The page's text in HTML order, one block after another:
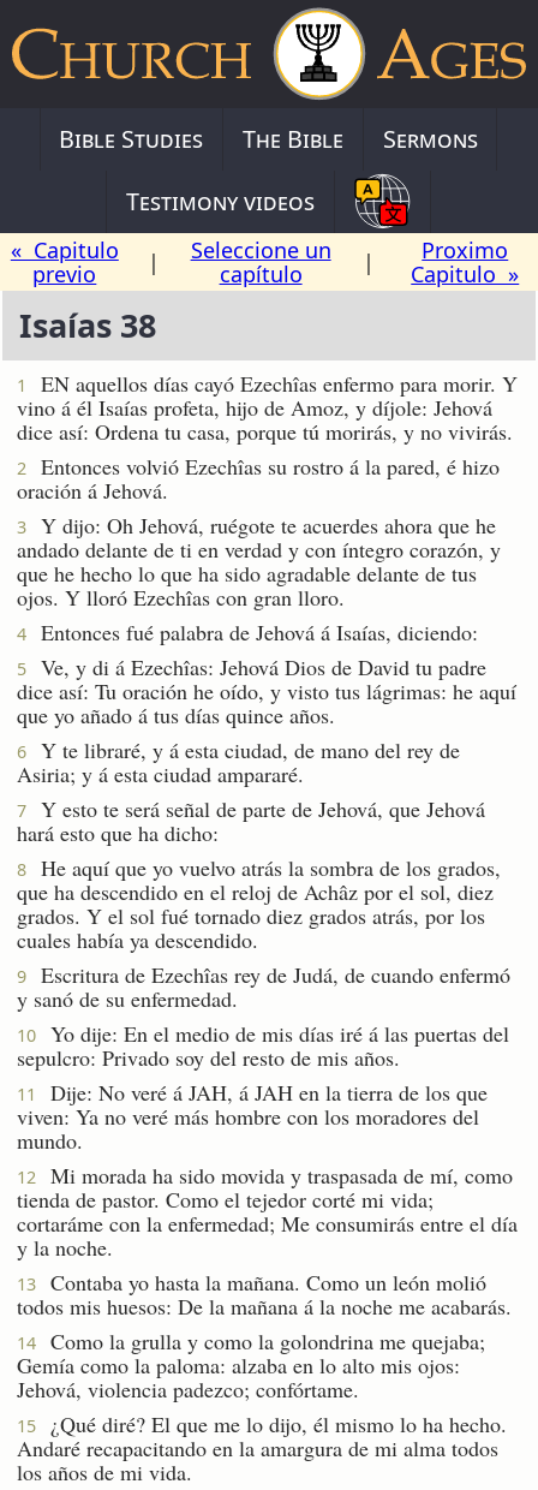
Bible Studies The Bible
Sermons
Testimony videos
« Capitulo
previo
|
Seleccione un
capítulo
|
Proximo
Capitulo »
Isaías 38
1
EN aquellos días cayó Ezechîas enfermo para morir. Y
vino á él Isaías profeta, hijo de Amoz, y díjole: Jehová
dice así: Ordena tu casa, porque tú morirás, y no vivirás.
2
Entonces volvió Ezechîas su rostro á la pared, é hizo
oración á Jehová.
3
Y dijo: Oh Jehová, ruégote te acuerdes ahora que he
andado delante de ti en verdad y con íntegro corazón, y
que he hecho lo que ha sido agradable delante de tus
ojos. Y lloró Ezechîas con gran lloro.
4 Entonces fué palabra de Jehová á Isaías, diciendo:
5
Ve, y di á Ezechîas: Jehová Dios de David tu padre
dice así: Tu oración he oído, y visto tus lágrimas: he aquí
que yo añado á tus días quince años.
6
Y te libraré, y á esta ciudad, de mano del rey de
Asiria; y á esta ciudad ampararé.
7
Y esto te será señal de parte de Jehová, que Jehová
hará esto que ha dicho:
8
He aquí que yo vuelvo atrás la sombra de los grados,
que ha descendido en el reloj de Achâz por el sol, diez
grados. Y el sol fué tornado diez grados atrás, por los
cuales había ya descendido.
9
Escritura de Ezechîas rey de Judá, de cuando enfermó
y sanó de su enfermedad.
10
Yo dije: En el medio de mis días iré á las puertas del
sepulcro: Privado soy del resto de mis años.
11
Dije: No veré á JAH, á JAH en la tierra de los que
viven: Ya no veré más hombre con los moradores del
mundo.
12
Mi morada ha sido movida y traspasada de mí, como
tienda de pastor. Como el tejedor corté mi vida;
cortaráme con la enfermedad; Me consumirás entre el día
y la noche.
13
Contaba yo hasta la mañana. Como un león molió
todos mis huesos: De la mañana á la noche me acabarás.
14
Como la grulla y como la golondrina me quejaba;
Gemía como la paloma: alzaba en lo alto mis ojos:
Jehová, violencia padezco; confórtame.
15
¿Qué diré? El que me lo dijo, él mismo lo ha hecho.
Andaré recapacitando en la amargura de mi alma todos
los años de mi vida.